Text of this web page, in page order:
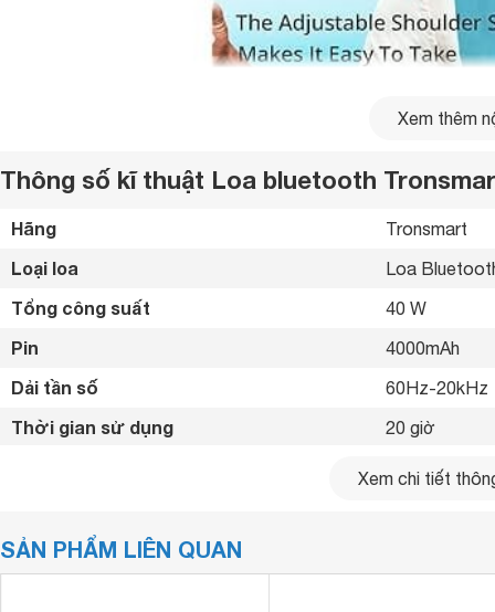
Đèn LED RGB trên thân trước nhìn rất độc đáo.
Xem thêm
Thông số kĩ thuật Loa bluetooth
Hãng Tronsmart
Loại loa Loa
Tổng công suất 40 W
Pin 4000mAh
Dải tần số 60Hz-20kHz
Thời gian sử dụng 20 giờ
Có đèn RGB
Kết nối khác
Xem chi tiết
SẢN PHẨM LIÊN QUAN